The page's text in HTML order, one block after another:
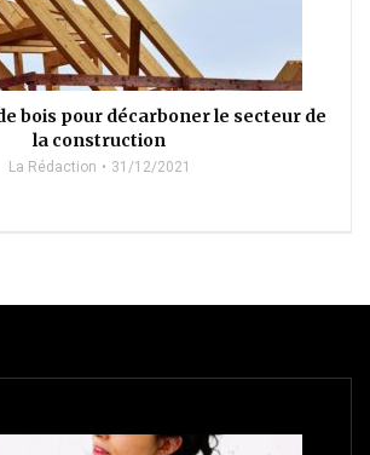
bois pour décarboner le secteur de
la construction
La Rédaction 31/12/2021